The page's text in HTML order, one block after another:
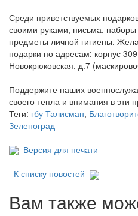
Среди приветствуемых
своими руками, письма,
предметы личной гигиены.
подарки по адресам: корпус
Новокрюковская, д.7
Поддержите наших
своего тепла и внимания в эти
Теги: гбу Талисман,
Зеленоград
Версия для печати
К списку новостей
Вам также